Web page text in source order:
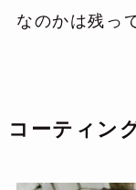
なのかは残っ
コーティン